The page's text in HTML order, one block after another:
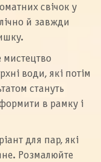
свічок у
й завжди
води, які потім
стануть
в рамку і
для пар, які
Розмалюйте